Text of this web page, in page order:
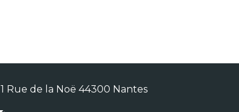
1 Rue de la Noë 44300 Nantes